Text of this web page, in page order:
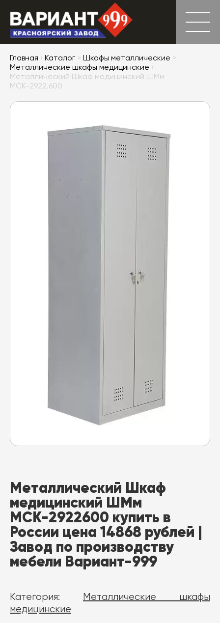
Главная › Каталог > Шкафы металлические >
Металлические шкафы медицинские ›
Металлический Шкаф медицинский ШМм
МСК-2922.600
Металлический Шкаф
медицинский ШМм
МСК-2922600 купить в
России цена 14868 рублей |
Завод по производству
мебели Вариант-999
Категория:
Металлические шкафы
медицинские